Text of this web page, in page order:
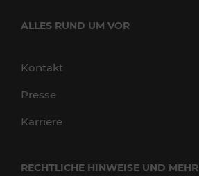
ALLES RUND UM VOR
Kontakt
Presse
Karriere
RECHTLICHE HINWEISE UND MEHR